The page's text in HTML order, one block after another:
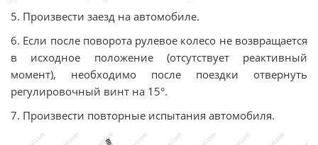
5. Произвести заезд на автомобиле.
6. Если после поворота рулевое колесо не возвращается
в исходное положение (отсутствует реактивный
момент), необходимо после поездки отвернуть
регулировочный винт на 15°.
7. Произвести повторные испытания автомобиля.